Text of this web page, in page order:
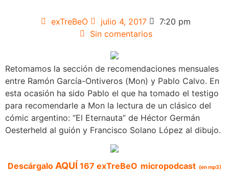
exTreBeO julio 4, 2017
7:20 pm
Sin comentarios
Retomamos la sección de recomendaciones mensuales
entre Ramón García-Ontiveros (Mon) y Pablo Calvo. En
esta ocasión ha sido Pablo el que ha tomado el testigo
para recomendarle a Mon la lectura de un clásico del
cómic argentino: “El Eternauta” de Héctor Germán
Oesterheld al guión y Francisco Solano López al dibujo.
Descárgalo AQUÍ 167 exTreBeO micropodcast (en mp3)